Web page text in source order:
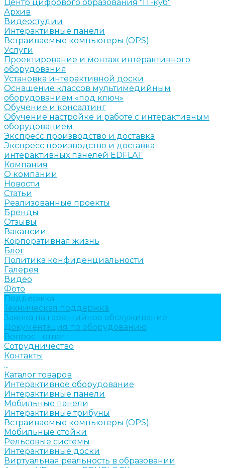
Центр цифрового образования "IT-куб"
Архив
Видеостудии
Интерактивные панели
Встраиваемые компьютеры (OPS)
Услуги
Проектирование и монтаж интерактивного
оборудования
Установка интерактивной доски
Оснащение классов мультимедийным
оборудованием «под ключ»
Обучение и консалтинг
Обучение настройке и работе с интерактивным
оборудованием
Экспресс производство и доставка
Экспресс производство и доставка
интерактивных панелей EDFLAT
Компания
О компании
Новости
Статьи
Реализованные проекты
Бренды
Отзывы
Вакансии
Корпоративная жизнь
Блог
Политика конфиденциальности
Галерея
Видео
Фото
Поддержка
Техническая поддержка
Заявка на гарантийное обслуживание
Документация по оборудованию
Вопрос - ответ
Сотрудничество
Контакты
...
Каталог товаров
Интерактивное оборудование
Интерактивные панели
Мобильные панели
Интерактивные трибуны
Встраиваемые компьютеры (OPS)
Мобильные стойки
Рельсовые системы
Интерактивные доски
Виртуальная реальность в образовании